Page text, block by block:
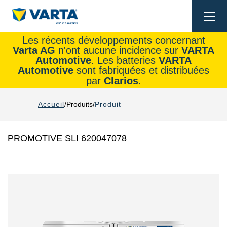
Les récents développements concernant
Varta AG n'ont aucune incidence sur VARTA
Automotive. Les batteries VARTA
Automotive sont fabriquées et distribuées
par Clarios.
Accueil Produits Produit
PROMOTIVE SLI 620047078